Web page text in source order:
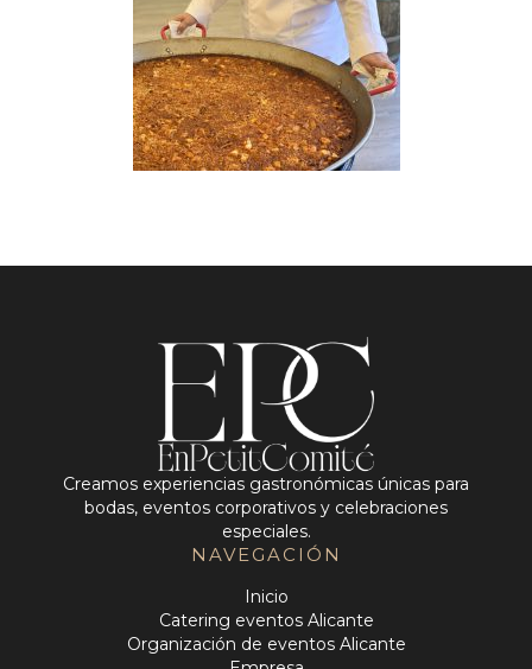
Creamos experiencias gastronómicas únicas para
bodas, eventos corporativos y celebraciones
especiales.
NAVEGACIÓN
Inicio
Catering eventos Alicante
Organización de eventos Alicante